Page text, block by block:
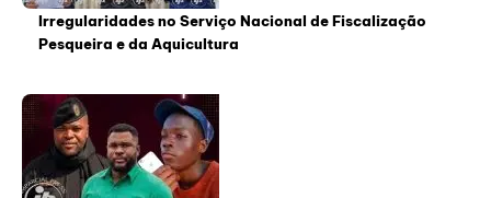
Irregularidades no Serviço Nacional de Fiscalização
Pesqueira e da Aquicultura